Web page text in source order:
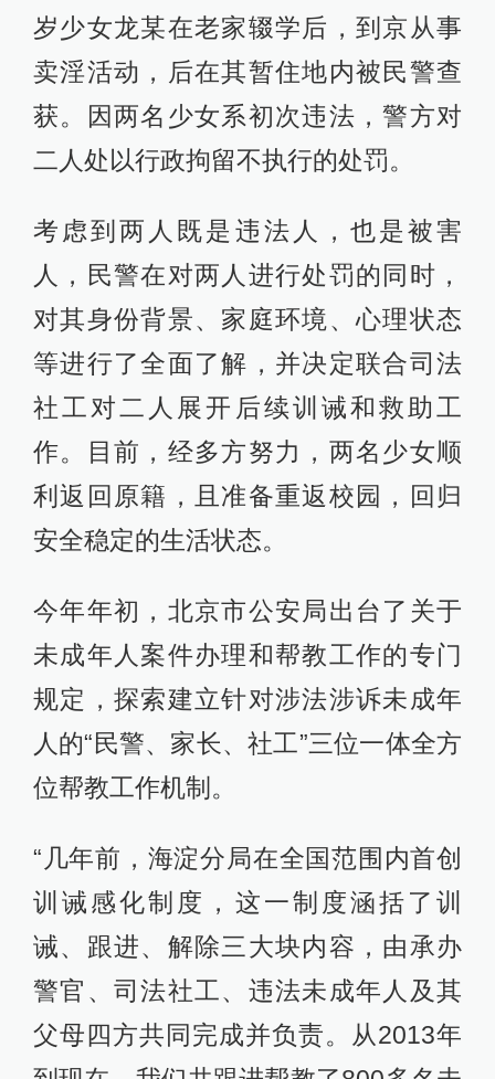
岁少女龙某在老家辍学后，到京从事
卖淫活动，后在其暂住地内被民警查
获。因两名少女系初次违法，警方对
二人处以行政拘留不执行的处罚。
考虑到两人既是违法人，也是被害
人，民警在对两人进行处罚的同时，
对其身份背景、家庭环境、心理状态
等进行了全面了解，并决定联合司法
社工对二人展开后续训诫和救助工
作。目前，经多方努力，两名少女顺
利返回原籍，且准备重返校园，回归
安全稳定的生活状态。
今年年初，北京市公安局出台了关于
未成年人案件办理和帮教工作的专门
规定，探索建立针对涉法涉诉未成年
人的“民警、家长、社工”三位一体全方
位帮教工作机制。
“几年前，海淀分局在全国范围内首创
训诫感化制度，这一制度涵括了训
诫、跟进、解除三大块内容，由承办
警官、司法社工、违法未成年人及其
父母四方共同完成并负责。从2013年